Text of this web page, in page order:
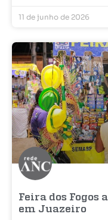
11 de junho de 2026
Feira dos
em Juazeiro